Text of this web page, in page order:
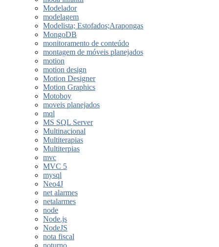
Modelador
modelagem
Modelista; Estofados;Arapongas
MongoDB
monitoramento de conteúdo
montagem de móveis planejados
motion
motion design
Motion Designer
Motion Graphics
Motoboy
moveis planejados
mql
MS SQL Server
Multinacional
Multiterapias
Multiterpias
mvc
MVC 5
mysql
Neo4J
net alarmes
netalarmes
node
Node.js
NodeJS
nota fiscal
noturno